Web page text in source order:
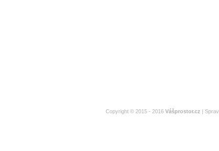
Copyright © 2015 - 2016 Vášprostor.cz |